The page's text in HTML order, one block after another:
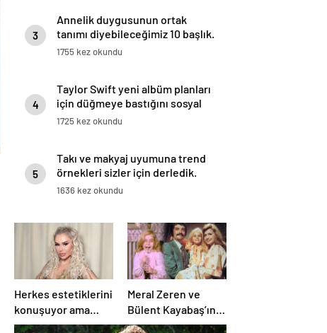
3
Annelik duygusunun ortak
tanımı diyebileceğimiz 10 başlık.
1755 kez okundu
4
Taylor Swift yeni albüm planları
için düğmeye bastığını sosyal
medyadan duyurdu!
1725 kez okundu
5
Takı ve makyaj uyumuna trend
örnekleri sizler için derledik.
1636 kez okundu
Herkes estetiklerini
konuşuyor ama
verdiği kiloları
Meral Zeren ve
Bülent Kayabaş’ın
minik partneriydi…